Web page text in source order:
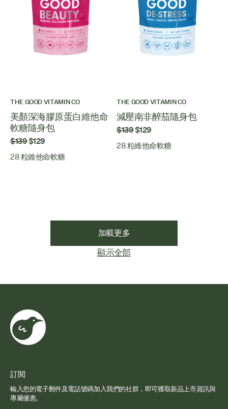
THE GOOD VITAMIN CO
美顏深海膠原蛋白維他命
軟糖隨身包
$139$129
28 粒維他命軟糖
THE GOOD VITAMIN CO
減壓南非醉茄隨身包
$139$129
28 粒維他命軟糖
加載更多
顯示全部
訂閱
輸入您的電子郵件及電話號碼加入我們的社群，即可獲取新品上市資訊與
專屬優惠。